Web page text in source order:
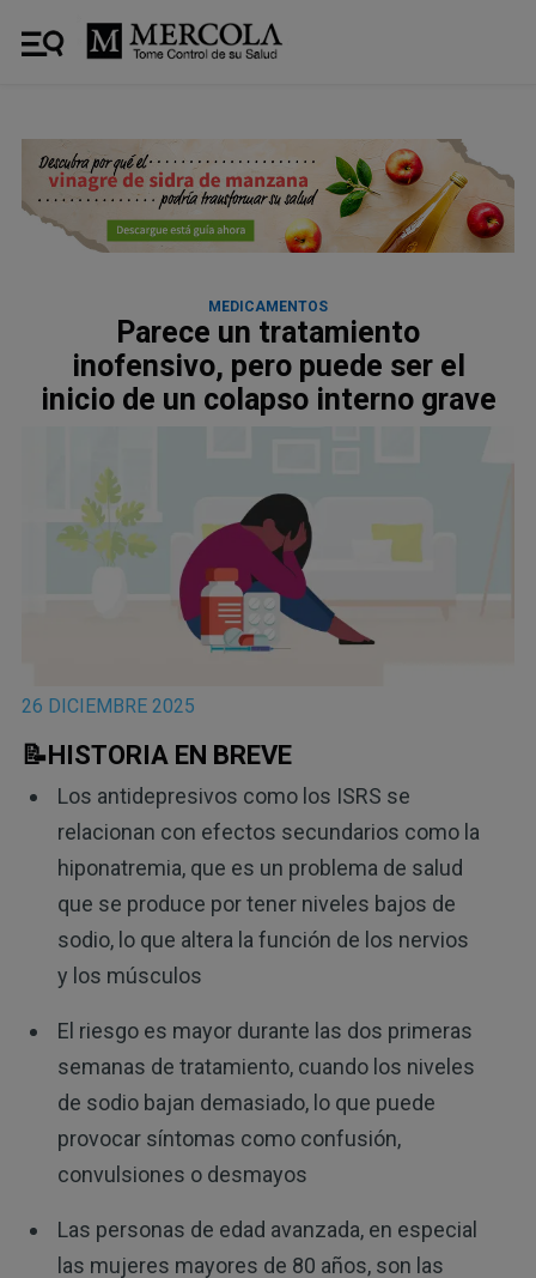
MEDICAMENTOS
Parece un tratamiento
inofensivo, pero puede ser el
inicio de un colapso interno grave
26 DICIEMBRE 2025
📝HISTORIA EN BREVE
Los antidepresivos como los ISRS se
relacionan con efectos secundarios como la
hiponatremia, que es un problema de salud
que se produce por tener niveles bajos de
sodio, lo que altera la función de los nervios
y los músculos
El riesgo es mayor durante las dos primeras
semanas de tratamiento, cuando los niveles
de sodio bajan demasiado, lo que puede
provocar síntomas como confusión,
convulsiones o desmayos
Las personas de edad avanzada, en especial
las mujeres mayores de 80 años, son las